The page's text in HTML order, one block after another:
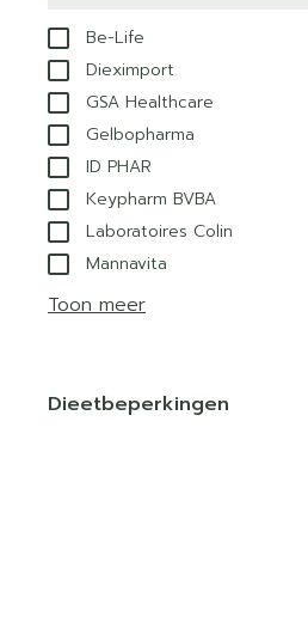
Be-Life
Dieximport
GSA Healthcare
Gelbopharma
ID PHAR
Keypharm BVBA
Laboratoires Colin
Mannavita
Toon meer
Dieetbeperkingen